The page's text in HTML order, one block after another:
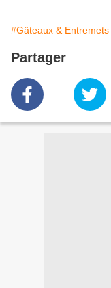
#Gâteaux & Entremets
Partager